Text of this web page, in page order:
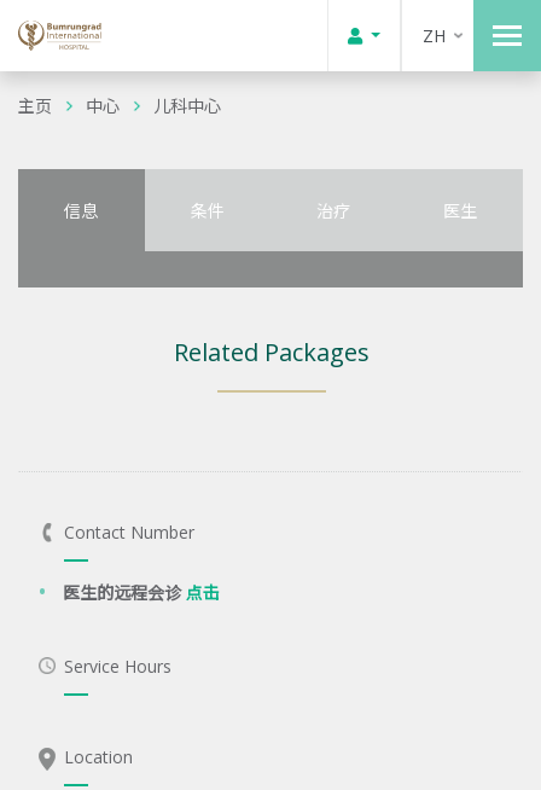
ZH
主页 中心 儿科中心
信息 条件 治疗 医生
Related Packages
Contact Number
医生的远程会诊点击
Service Hours
Location